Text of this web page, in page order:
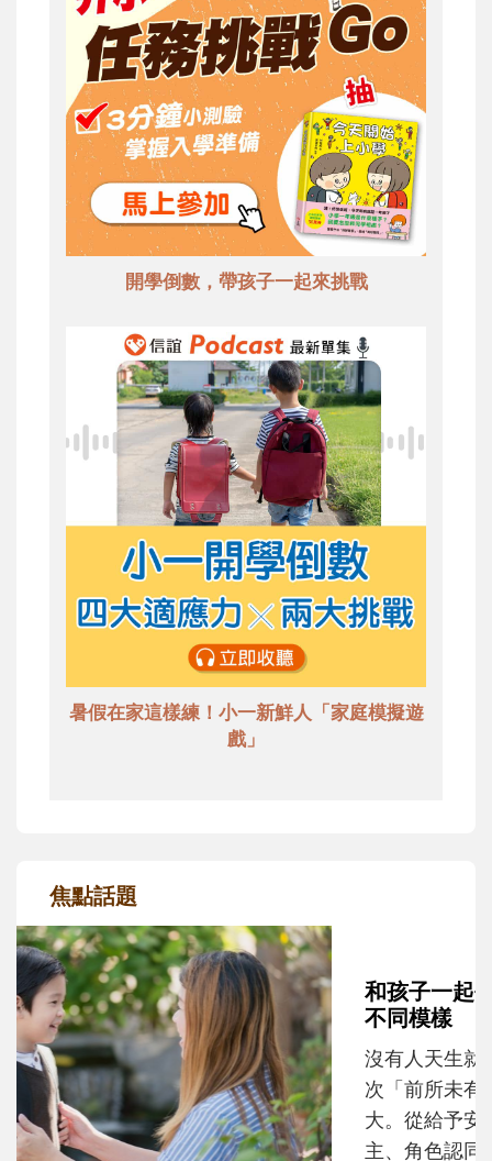
開學倒數，帶孩子一起來挑戰
暑假在家這樣練！小一新鮮人「家庭模擬遊
戲」
焦點話題